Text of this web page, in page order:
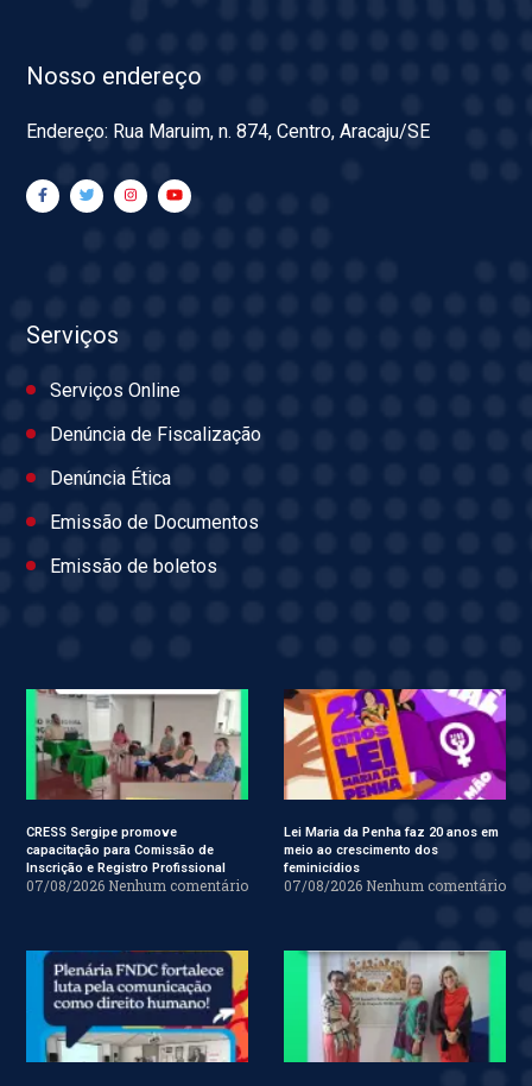
Nosso endereço
Endereço: Rua Maruim, n. 874, Centro, Aracaju/SE
Serviços
Serviços Online
Denúncia de Fiscalização
Denúncia Ética
Emissão de Documentos
Emissão de boletos
CRESS Sergipe promove
capacitação para Comissão de
Inscrição e Registro Profissional
07/08/2026 Nenhum comentário
Lei Maria da Penha faz 20 anos em
meio ao crescimento dos
feminicídios
07/08/2026 Nenhum comentário